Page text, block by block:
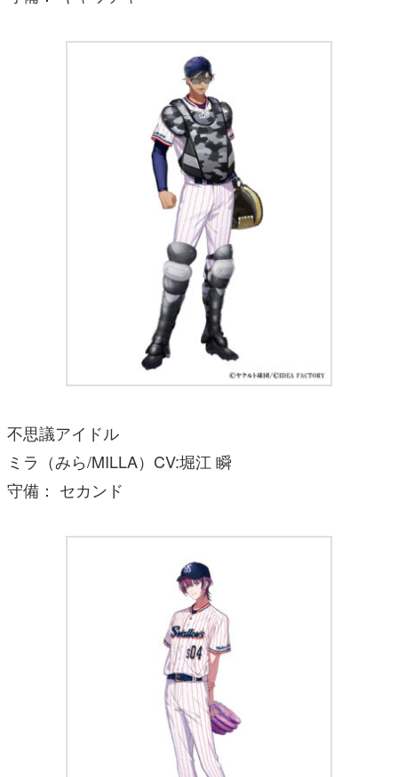
不思議アイドル
ミラ（みら/MILLA）CV:堀江 瞬
守備： セカンド